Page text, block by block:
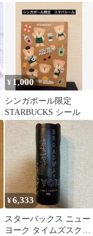
¥ 1,000
シンガポール限定
STARBUCKS シール
¥6,333
スターバックス ニュー
ヨーク タイムズスクエ